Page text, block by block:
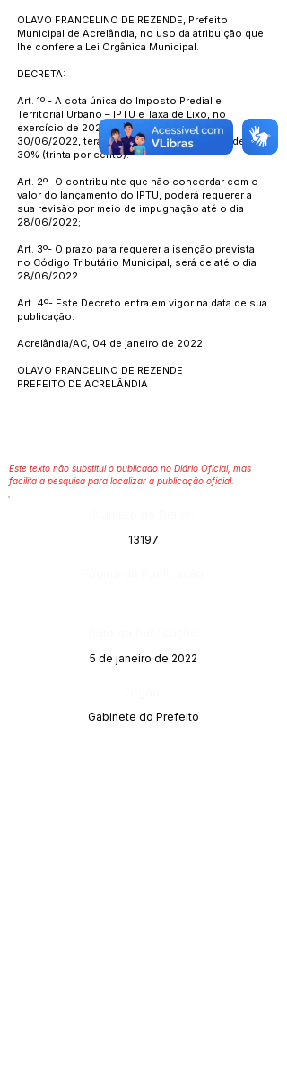
OLAVO FRANCELINO DE REZENDE, Prefeito
Municipal de Acrelândia, no uso da atribuição que
lhe confere a Lei Orgânica Municipal.
DECRETA:
Art. 1º - A cota única do Imposto Predial e
Territorial Urbano – IPTU e Taxa de Lixo, no
exercício de 2022, com vencimento até
30/06/2022, terá concessão de desconto de
30% (trinta por cento).
Art. 2º- O contribuinte que não concordar com o
valor do lançamento do IPTU, poderá requerer a
sua revisão por meio de impugnação até o dia
28/06/2022;
Art. 3º- O prazo para requerer a isenção prevista
no Código Tributário Municipal, será de até o dia
28/06/2022.
Art. 4º- Este Decreto entra em vigor na data de sua
publicação.
Acrelândia/AC, 04 de janeiro de 2022.
OLAVO FRANCELINO DE REZENDE
PREFEITO DE ACRELÂNDIA
Este texto não substitui o publicado no Diário Oficial, mas
facilita a pesquisa para localizar a publicação oficial.
13197
5 de janeiro de 2022
Gabinete do Prefeito